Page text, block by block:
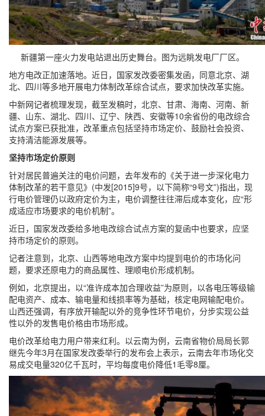
新疆第一座火力发电站退出历史舞台。图为远眺发电厂厂区。
地方电改正加速落地。近日，国家发改委密集发函，同意北京、湖
北、四川等多地开展电力体制改革综合试点，要求加快改革实施。
中新网记者梳理发现，截至发稿时，北京、甘肃、海南、河南、新
疆、山东、湖北、四川、辽宁、陕西、安徽等10余省份的电改综合
试点方案已获批准，改革重点包括坚持市场定价、鼓励社会投资、
支持清洁能源发展等。
坚持市场定价原则
针对居民普遍关注的电价问题，去年发布的《关于进一步深化电力
体制改革的若干意见》(中发[2015]9号，以下简称“9号文”)指出，现
行电价管理仍以政府定价为主，电价调整往往滞后成本变化，应“形
成适应市场要求的电价机制”。
近日，国家发改委给多地电改综合试点方案的复函中也要求，应坚
持市场定价的原则。
记者注意到，北京、山西等地电改方案中均提到电价的市场化问
题，要求还原电力的商品属性、理顺电价形成机制。
例如，北京提出，以“准许成本加合理收益”为原则，以各电压等级输
配电资产、成本、输电量和线损率等为基础，核定电网输配电价。
山西还强调，有序放开输配以外的竞争性环节电价，分步实现公益
性以外的发售电价格由市场形成。
电价改革给电力用户带来红利。以云南为例，云南省物价局局长郭
继先今年3月在国家发改委举行的发布会上表示，云南去年市场化交
易成交电量320亿千瓦时，平均每度电价降低1毛零8厘。